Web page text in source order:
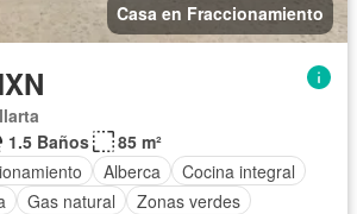
Casa en Fraccionamiento
1.5 Baños
85 m²
Alberca
Cocina integral
Gas natural
Zonas verdes